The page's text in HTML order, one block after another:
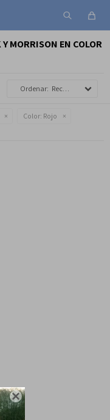

MORRISON EN COLOR
Recomendados
Color: Rojo